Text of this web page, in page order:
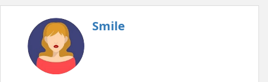
Smile